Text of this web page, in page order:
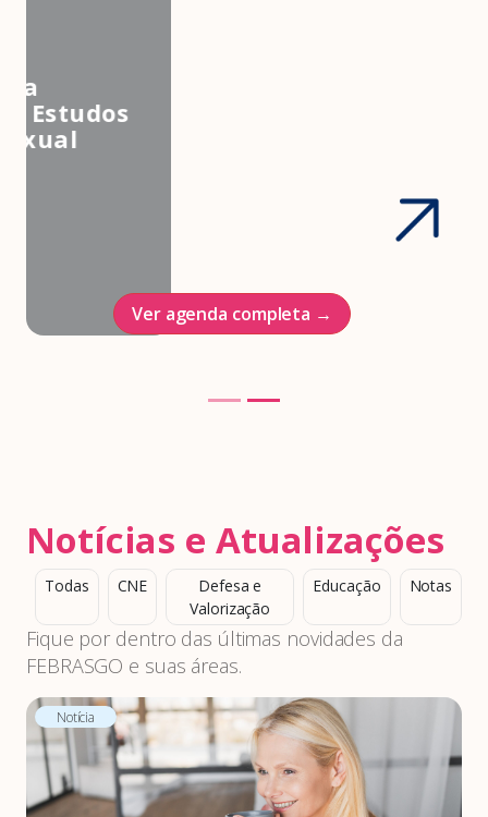
Associação Brasileira de Estudos
em Medicina e Saúde Sexual
Ver agenda completa →
Notícias e Atualizações
Todas CNE
Defesa e
Valorização
Educação Notas
Fique por dentro das últimas novidades da
FEBRASGO e suas áreas.
Notícia